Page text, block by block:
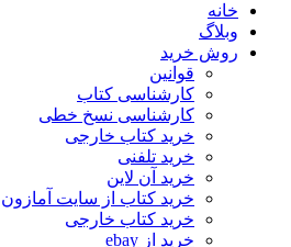
خانه
وبلاگ
روش خرید
قوانین
کارشناسی کتاب
کارشناسی نسخ خطی
خرید کتاب خارجی
خرید تلفنی
خرید آن لاین
خرید کتاب از سایت آمازون
خرید کتاب خارجی
خرید از ebay